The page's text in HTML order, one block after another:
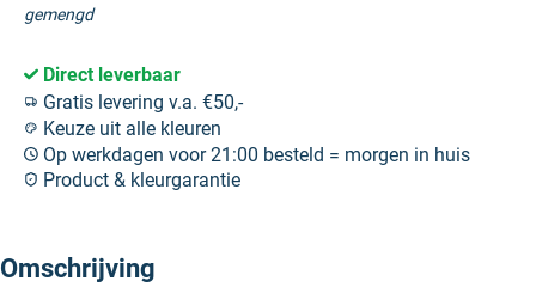
gemengd
Direct leverbaar
Gratis levering v.a. €50,-
Keuze uit alle kleuren
Op werkdagen voor 21:00 besteld = morgen in huis
Product & kleurgarantie
Omschrijving